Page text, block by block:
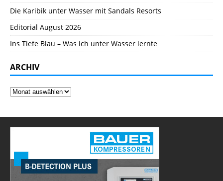
Die Karibik unter Wasser mit Sandals Resorts
Editorial August 2026
Ins Tiefe Blau – Was ich unter Wasser lernte
ARCHIV